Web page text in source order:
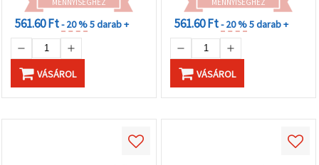
561.60 Ft- 20 %5 darab +
VÁSÁROL
561.60 Ft- 20 %5 darab +
VÁSÁROL